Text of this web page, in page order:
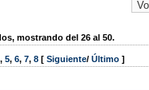
mostrando del 26 al 50.
, 5, 6, 7, 8 [ Siguiente/ Último ]